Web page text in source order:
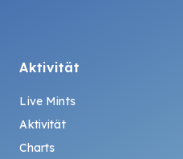
Aktivität
Live Mints
Aktivität
Charts